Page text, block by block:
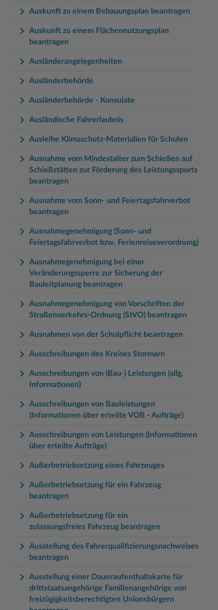
Auskunft zu einem Bebauungsplan beantragen
Auskunft zu einem Flächennutzungsplan
beantragen
Ausländerangelegenheiten
Ausländerbehörde
Ausländerbehörde - Konsulate
Ausländische Fahrerlaubnis
Ausleihe Klimaschutz-Materialien für Schulen
Ausnahme vom Mindestalter zum Schießen auf
Schießstätten zur Förderung des Leistungssports
beantragen
Ausnahme vom Sonn- und Feiertagsfahrverbot
beantragen
Ausnahmegenehmigung (Sonn- und
Feiertagsfahrverbot bzw. Ferienreiseverordnung)
Ausnahmegenehmigung bei einer
Veränderungssperre zur Sicherung der
Bauleitplanung beantragen
Ausnahmegenehmigung von Vorschriften der
Straßenverkehrs-Ordnung (StVO) beantragen
Ausnahmen von der Schulpflicht beantragen
Ausschreibungen des Kreises Stormarn
Ausschreibungen von (Bau-) Leistungen (allg.
Informationen)
Ausschreibungen von Bauleistungen
(Informationen über erteilte VOB - Aufträge)
Ausschreibungen von Leistungen (Informationen
über erteilte Aufträge)
Außerbetriebsetzung eines Fahrzeuges
Außerbetriebsetzung für ein Fahrzeug
beantragen
Außerbetriebsetzung für ein
zulassungsfreies Fahrzeug beantragen
Ausstellung des Fahrerqualifizierungsnachweises
beantragen
Ausstellung einer Daueraufenthaltskarte für
drittstaatsangehörige Familienangehörige von
freizügigkeitsberechtigten Unionsbürgern